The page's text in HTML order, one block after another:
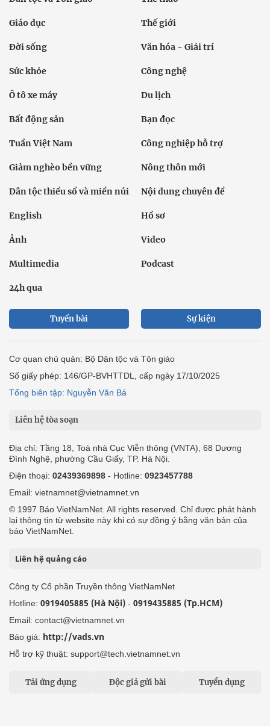
Giáo dục Thế giới
Đời sống Văn hóa - Giải trí
Sức khỏe Công nghệ
Ô tô xe máy Du lịch
Bất động sản Bạn đọc
Tuần Việt Nam Công nghiệp hỗ trợ
Giảm nghèo bền vững Nông thôn mới
Dân tộc thiểu số và miền núi Nội dung chuyên đề
English Hồ sơ
Ảnh Video
Multimedia Podcast
24h qua
Tuyến bài Sự kiện
Cơ quan chủ quản: Bộ Dân tộc và Tôn giáo
Số giấy phép: 146/GP-BVHTTDL, cấp ngày 17/10/2025
Tổng biên tập: Nguyễn Văn Bá
Liên hệ tòa soạn
Địa chỉ: Tầng 18, Toà nhà Cục Viễn thông (VNTA), 68 Dương
Đình Nghệ, phường Cầu Giấy, TP. Hà Nội.
Điện thoại: 02439369898 - Hotline: 0923457788
Email: vietnamnet@vietnamnet.vn
© 1997 Báo VietNamNet. All rights reserved. Chỉ được phát hành
lại thông tin từ website này khi có sự đồng ý bằng văn bản của
báo VietNamNet.
Liên hệ quảng cáo
Công ty Cổ phần Truyền thông VietNamNet
Hotline: 0919405885 (Hà Nội) - 0919435885 (Tp.HCM)
Email: contact@vietnamnet.vn
Báo giá: http://vads.vn
Hỗ trợ kỹ thuật: support@tech.vietnamnet.vn
Tải ứng dụng Độc giả gửi bài Tuyển dụng